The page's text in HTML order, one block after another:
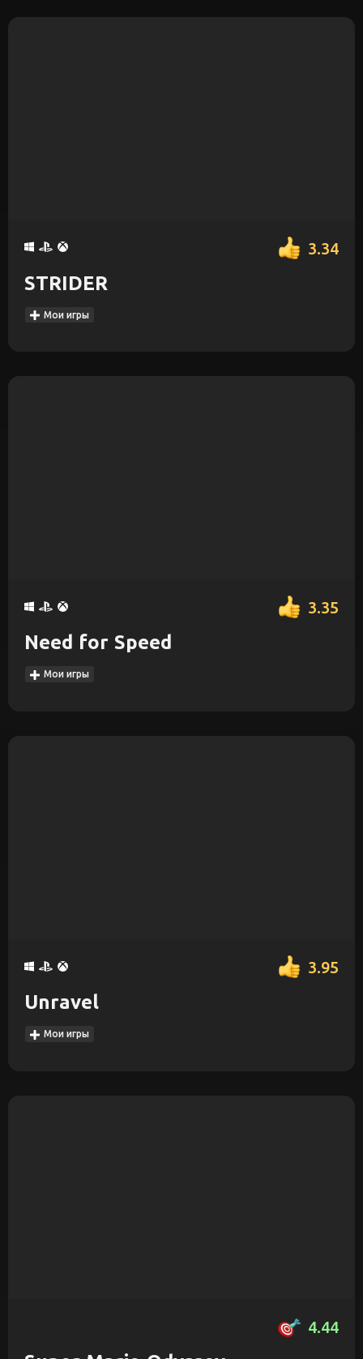
3.34
STRIDER
Мои игры
3.35
Need for Speed
Мои игры
3.95
Unravel
Мои игры
4.44